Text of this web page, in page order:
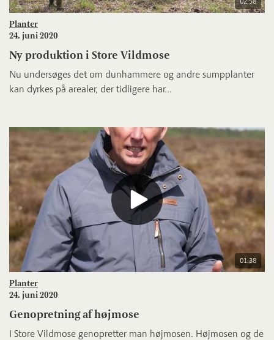
Planter
24. juni 2020
Ny produktion i Store Vildmose
Nu undersøges det om dunhammere og andre sumpplanter
kan dyrkes på arealer, der tidligere har...
01:38
Planter
24. juni 2020
Genopretning af højmose
I Store Vildmose genopretter man højmosen. Højmosen og de